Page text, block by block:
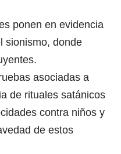
ponen en evidencia
sionismo, donde
asociadas a
de rituales satánicos
contra niños y
de estos